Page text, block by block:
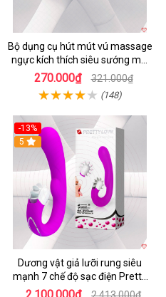
Bộ dụng cụ hút mút vú massage
ngực kích thích siêu sướng mới
lạ
270.000₫ 321.000₫
(148)
-13%
5
Dương vật giả lưỡi rung siêu
mạnh 7 chế độ sạc điện Pretty
Love